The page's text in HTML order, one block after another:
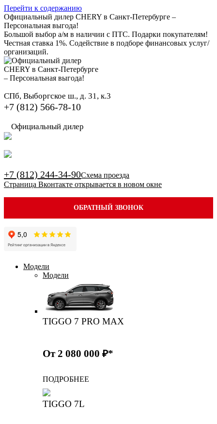
Перейти к содержанию
Официальный дилер CHERY в Санкт-Петербурге –
Персональная выгода!
Большой выбор а/м в наличии с ПТС. Подарки покупателям!
Честная ставка 1%. Содействие в подборе финансовых услуг/
организаций.
СПб, Выборгское ш., д. 31, к.3
+7 (812) 566-78-10
Официальный дилер
+7 (812) 244-34-90Схема проезда
Страница Вконтакте открывается в новом окне
ОБРАТНЫЙ ЗВОНОК
Модели
Модели
TIGGO 7 PRO MAX
От 2 080 000 ₽*
ПОДРОБНЕЕ
TIGGO 7L